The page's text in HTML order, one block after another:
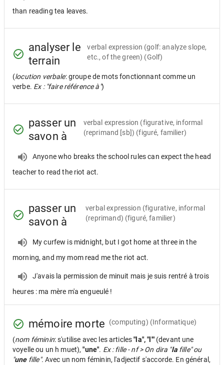
than reading tea leaves.
analyser le
terrain
verbal expression (golf: analyze slope,
etc., of the green) (Golf)
(locution verbale: groupe de mots fonctionnant comme un
verbe. Ex : "faire référence à")
passer un
savon à
verbal expression (figurative, informal
(reprimand [sb]) (figuré, familier)
Anyone who breaks the school rules can expect the head
teacher to read the riot act.
passer un
savon à
verbal expression (figurative, informal
(reprimand) (figuré, familier)
My curfew is midnight, but I got home at three in the
morning, and my mom read me the riot act.
J'avais la permission de minuit mais je suis rentré à trois
heures : ma mère m'a engueulé !
mémoire morte (computing) (Informatique)
(nom féminin: s'utilise avec les articles"la", "l'" (devant une
voyelle ou un h muet),"une". Ex : fille - nf > On dira "lafille" ou
"unefille". Avec un nom féminin, l'adjectif s'accorde. En général,